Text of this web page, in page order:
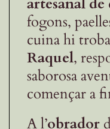
fogons,
cuina hi
Raquel,
saborosa
començar a
A l’obrador